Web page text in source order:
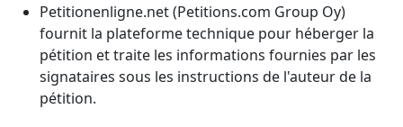
Petitionenligne.net (Petitions.com Group Oy)
fournit la plateforme technique pour héberger la
pétition et traite les informations fournies par les
signataires sous les instructions de l'auteur de la
pétition.